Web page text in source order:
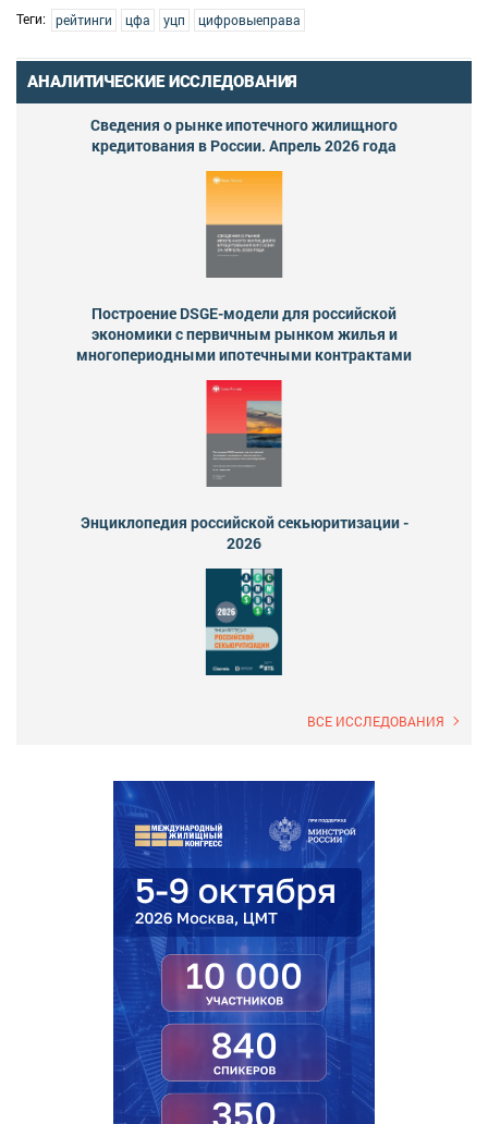
Теги: рейтинги цфа уцп цифровыеправа
АНАЛИТИЧЕСКИЕ ИССЛЕДОВАНИЯ
Сведения о рынке ипотечного жилищного
кредитования в России. Апрель 2026 года
Построение DSGE-модели для российской
экономики с первичным рынком жилья и
многопериодными ипотечными контрактами
Энциклопедия российской секьюритизации -
2026
ВСЕ ИССЛЕДОВАНИЯ